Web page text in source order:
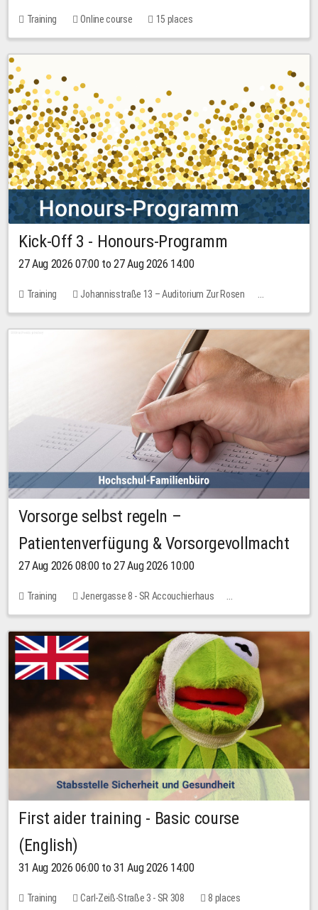
Training Online course 15 places
Kick-Off 3 - Honours-Programm
27 Aug 2026 07:00 to 27 Aug 2026 14:00
Training
Johannisstraße 13 – Auditorium Zur Rosen
11 places
Vorsorge selbst regeln –
Patientenverfügung & Vorsorgevollmacht
27 Aug 2026 08:00 to 27 Aug 2026 10:00
Training
Jenergasse 8 - SR Accouchierhaus
No free places
First aider training - Basic course
(English)
31 Aug 2026 06:00 to 31 Aug 2026 14:00
Training Carl-Zeiß-Straße 3 - SR 308 8 places